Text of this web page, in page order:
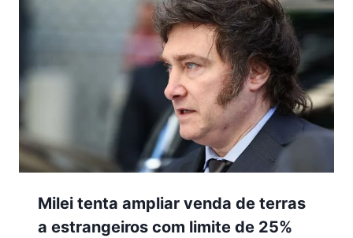
Milei tenta ampliar venda de terras
a estrangeiros com limite de 25%